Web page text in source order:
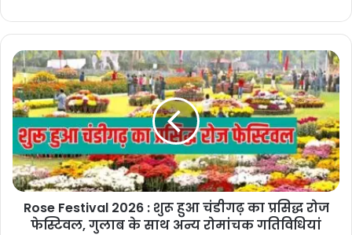
Rose
Festival
2026
:
शुरू
हुआ
चंडीगढ़
का
प्रसिद्ध
रोज
फेस्टिवल,
Rose Festival 2026 : शुरू हुआ चंडीगढ़ का प्रसिद्ध रोज
फेस्टिवल, गुलाब के साथ अन्य रोमांचक गतिविधियां